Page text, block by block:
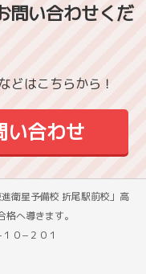
問い合わせくだ
どはこちらから！
合わせ
衛星予備校 折尾駅前校」高
へ導きます。
０−２０１